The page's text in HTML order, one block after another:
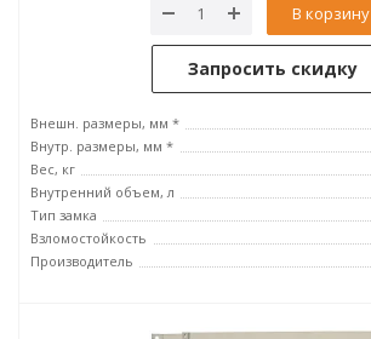
В корзину
Запросить скидку
Внешн. размеры, мм *
Внутр. размеры, мм *
Вес, кг
Внутренний объем, л
Тип замка
Взломостойкость
Производитель